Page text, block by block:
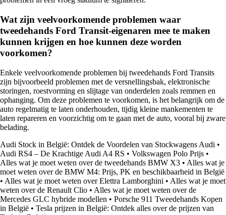
Wat zijn veelvoorkomende problemen waar
tweedehands Ford Transit-eigenaren mee te maken
kunnen krijgen en hoe kunnen deze worden
voorkomen?
Enkele veelvoorkomende problemen bij tweedehands Ford Transits
zijn bijvoorbeeld problemen met de versnellingsbak, elektronische
storingen, roestvorming en slijtage van onderdelen zoals remmen en
ophanging. Om deze problemen te voorkomen, is het belangrijk om de
auto regelmatig te laten onderhouden, tijdig kleine mankementen te
laten repareren en voorzichtig om te gaan met de auto, vooral bij zware
belading.
Audi Stock in België: Ontdek de Voordelen van Stockwagens Audi •
Audi RS4 – De Krachtige Audi A4 RS • Volkswagen Polo Prijs •
Alles wat je moet weten over de tweedehands BMW X3 • Alles wat je
moet weten over de BMW M4: Prijs, PK en beschikbaarheid in België
• Alles wat je moet weten over Elettra Lamborghini • Alles wat je moet
weten over de Renault Clio • Alles wat je moet weten over de
Mercedes GLC hybride modellen • Porsche 911 Tweedehands Kopen
in België • Tesla prijzen in België: Ontdek alles over de prijzen van